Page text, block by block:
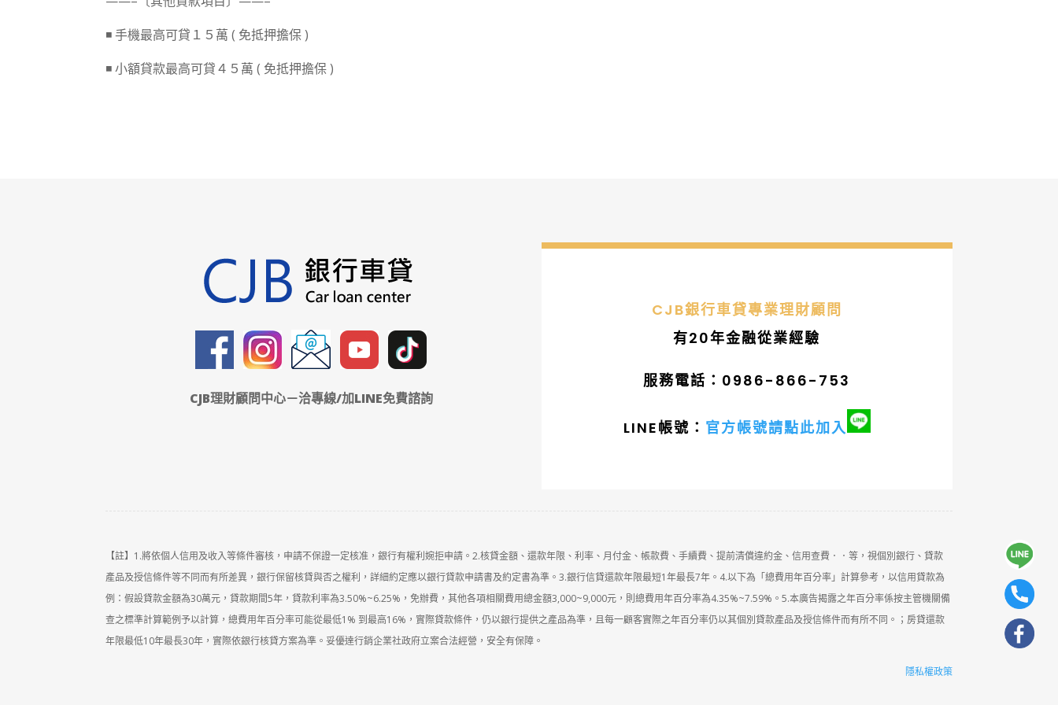
◾ 手機最高可貸１５萬 ( 免抵押擔保 )
◾ 小額貸款最高可貸４５萬 ( 免抵押擔保 )
CJB理財顧問中心－洽專線/加LINE免費諮詢
CJB銀行車貸專業理財顧問
有20年金融從業經驗
服務電話：0986-866-753
LINE帳號： 官方帳號請點此加入
【註】1.將依個人信用及收入等條件審核，申請不保證一定核准，銀行有權利婉拒申請。2.核貸金額、還款年限、利率、月付金、帳款費、手續費、提前清償違約金、信用查費．．等，視個別銀行、貸款
產品及授信條件等不同而有所差異，銀行保留核貸與否之權利，詳細約定應以銀行貸款申請書及約定書為準。3.銀行信貸還款年限最短1年最長7年。4.以下為「總費用年百分率」計算參考，以信用貸款為
例：假設貸款金額為30萬元，貸款期間5年，貸款利率為3.50%~6.25%，免辦費，其他各項相關費用總金額3,000~9,000元，則總費用年百分率為4.35%~7.59%。5.本廣告揭露之年百分率係按主管機關備
查之標準計算範例予以計算，總費用年百分率可能從最低1% 到最高16%，實際貸款條件，仍以銀行提供之產品為準，且每一顧客實際之年百分率仍以其個別貸款產品及授信條件而有所不同。；房貸還款
年限最低10年最長30年，實際依銀行核貸方案為準。妥優達行銷企業社政府立案合法經營，安全有保障。
隱私權政策